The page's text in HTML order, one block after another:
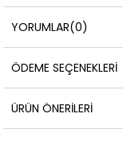
YORUMLAR(0)
ÖDEME SEÇENEKLERI
ÜRÜN ÖNERILERI